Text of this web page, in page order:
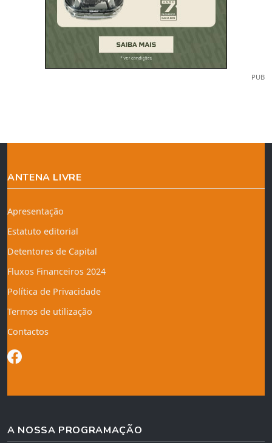
PUB
ANTENA LIVRE
Apresentação
Estatuto editorial
Detentores de Capital
Fluxos Financeiros 2024
Política de Privacidade
Termos de utilização
Contactos
A NOSSA PROGRAMAÇÃO